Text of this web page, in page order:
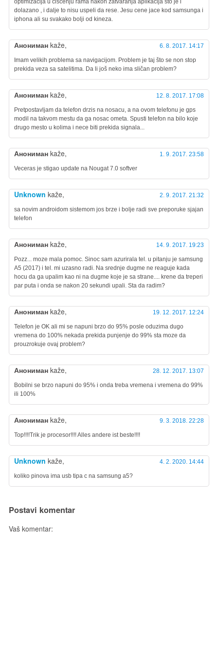
dolazano , i dalje to nisu uspeli da rese. Jesu cene jace kod samsunga i
iphona ali su svakako bolji od kineza.
Анониман kaže, 6. 8. 2017. 14:17
Imam velikih problema sa navigacijom. Problem je taj što se non stop
prekida veza sa satelitima. Da li još neko ima sličan problem?
Анониман kaže, 12. 8. 2017. 17:08
Pretpostavljam da telefon drzis na nosacu, a na ovom telefonu je gps
modil na takvom mestu da ga nosac ometa. Spusti telefon na bilo koje
drugo mesto u kolima i nece biti prekida signala...
Анониман kaže, 1. 9. 2017. 23:58
Veceras je stigao update na Nougat 7.0 softver
Unknown kaže, 2. 9. 2017. 21:32
sa novim androidom sistemom jos brze i bolje radi sve preporuke sjajan
telefon
Анониман kaže, 14. 9. 2017. 19:23
Pozz... moze mala pomoc. Sinoc sam azurirala tel. u pitanju je samsung
A5 (2017) i tel. mi uzasno radi. Na srednje dugme ne reaguje kada
hocu da ga upalim kao ni na dugme koje je sa strane.... krene da treperi
par puta i onda se nakon 20 sekundi upali. Sta da radim?
Анониман kaže, 19. 12. 2017. 12:24
Telefon je OK ali mi se napuni brzo do 95% posle oduzima dugo
vremena do 100% nekada prekida punjenje do 99% sta moze da
prouzrokuje ovaj problem?
Анониман kaže, 28. 12. 2017. 13:07
Bobilni se brzo napuni do 95% i onda treba vremena i vremena do 99%
ili 100%
Анониман kaže, 9. 3. 2018. 22:28
Top!!!!Trik je procesor!!!! Alles andere ist beste!!!!
Unknown kaže, 4. 2. 2020. 14:44
koliko pinova ima usb tipa c na samsung a5?
Postavi komentar
Vaš komentar: